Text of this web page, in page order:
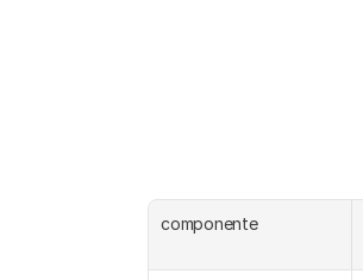
componente